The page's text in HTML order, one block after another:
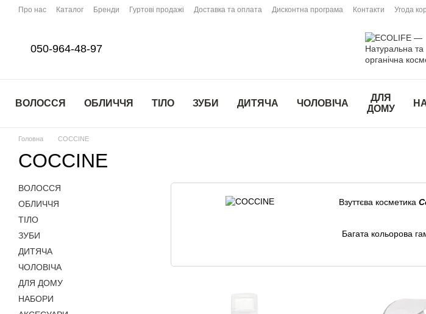
Перейти до основного контенту
Про нас Каталог Бренди Гуртові продажі Доставка та оплата Дисконтна програма Контакти Угода
050-964-48-97
ВОЛОССЯ ОБЛИЧЧЯ ТІЛО ЗУБИ ДИТЯЧА ЧОЛОВІЧА
ДЛЯ
ДОМУ
Головна COCCINE
COCCINE
Взуттєва косметика
Багата кольорова
ВОЛОССЯ
ОБЛИЧЧЯ
ТІЛО
ЗУБИ
ДИТЯЧА
ЧОЛОВІЧА
ДЛЯ ДОМУ
НАБОРИ